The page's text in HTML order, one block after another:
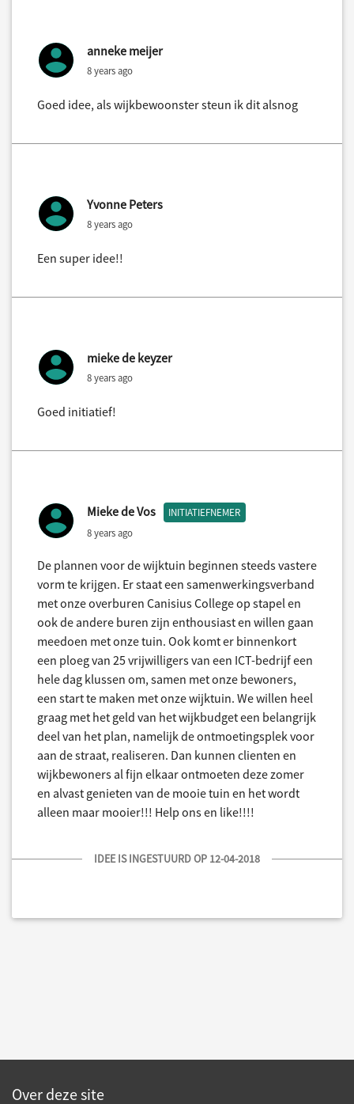
anneke meijer
8 years ago
Goed idee, als wijkbewoonster steun ik dit alsnog
Yvonne Peters
8 years ago
Een super idee!!
mieke de keyzer
8 years ago
Goed initiatief!
Mieke de Vos INITIATIEFNEMER
8 years ago
De plannen voor de wijktuin beginnen steeds vastere
vorm te krijgen. Er staat een samenwerkingsverband
met onze overburen Canisius College op stapel en
ook de andere buren zijn enthousiast en willen gaan
meedoen met onze tuin. Ook komt er binnenkort
een ploeg van 25 vrijwilligers van een ICT-bedrijf een
hele dag klussen om, samen met onze bewoners,
een start te maken met onze wijktuin. We willen heel
graag met het geld van het wijkbudget een belangrijk
deel van het plan, namelijk de ontmoetingsplek voor
aan de straat, realiseren. Dan kunnen clienten en
wijkbewoners al fijn elkaar ontmoeten deze zomer
en alvast genieten van de mooie tuin en het wordt
alleen maar mooier!!! Help ons en like!!!!
IDEE IS INGESTUURD OP 12-04-2018
Over deze site